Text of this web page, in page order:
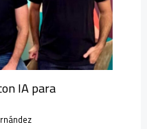
IA para